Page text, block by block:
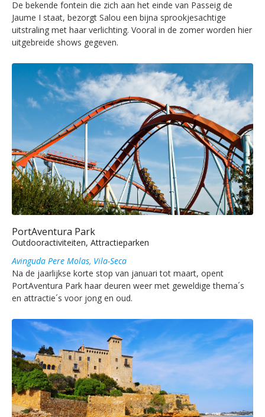
De bekende fontein die zich aan het einde van Passeig de
Jaume I staat, bezorgt Salou een bijna sprookjesachtige
uitstraling met haar verlichting. Vooral in de zomer worden hier
uitgebreide shows gegeven.
PortAventura Park
Outdooractiviteiten, Attractieparken
Avinguda Pere Molas, Vila-Seca
Na de jaarlijkse korte stop van januari tot maart, opent
PortAventura Park haar deuren weer met geweldige thema´s
en attractie´s voor jong en oud.